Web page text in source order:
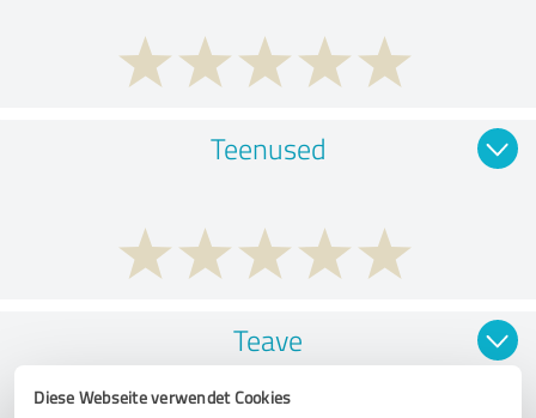
Diese Webseite verwendet Cookies
Teenused
Teave